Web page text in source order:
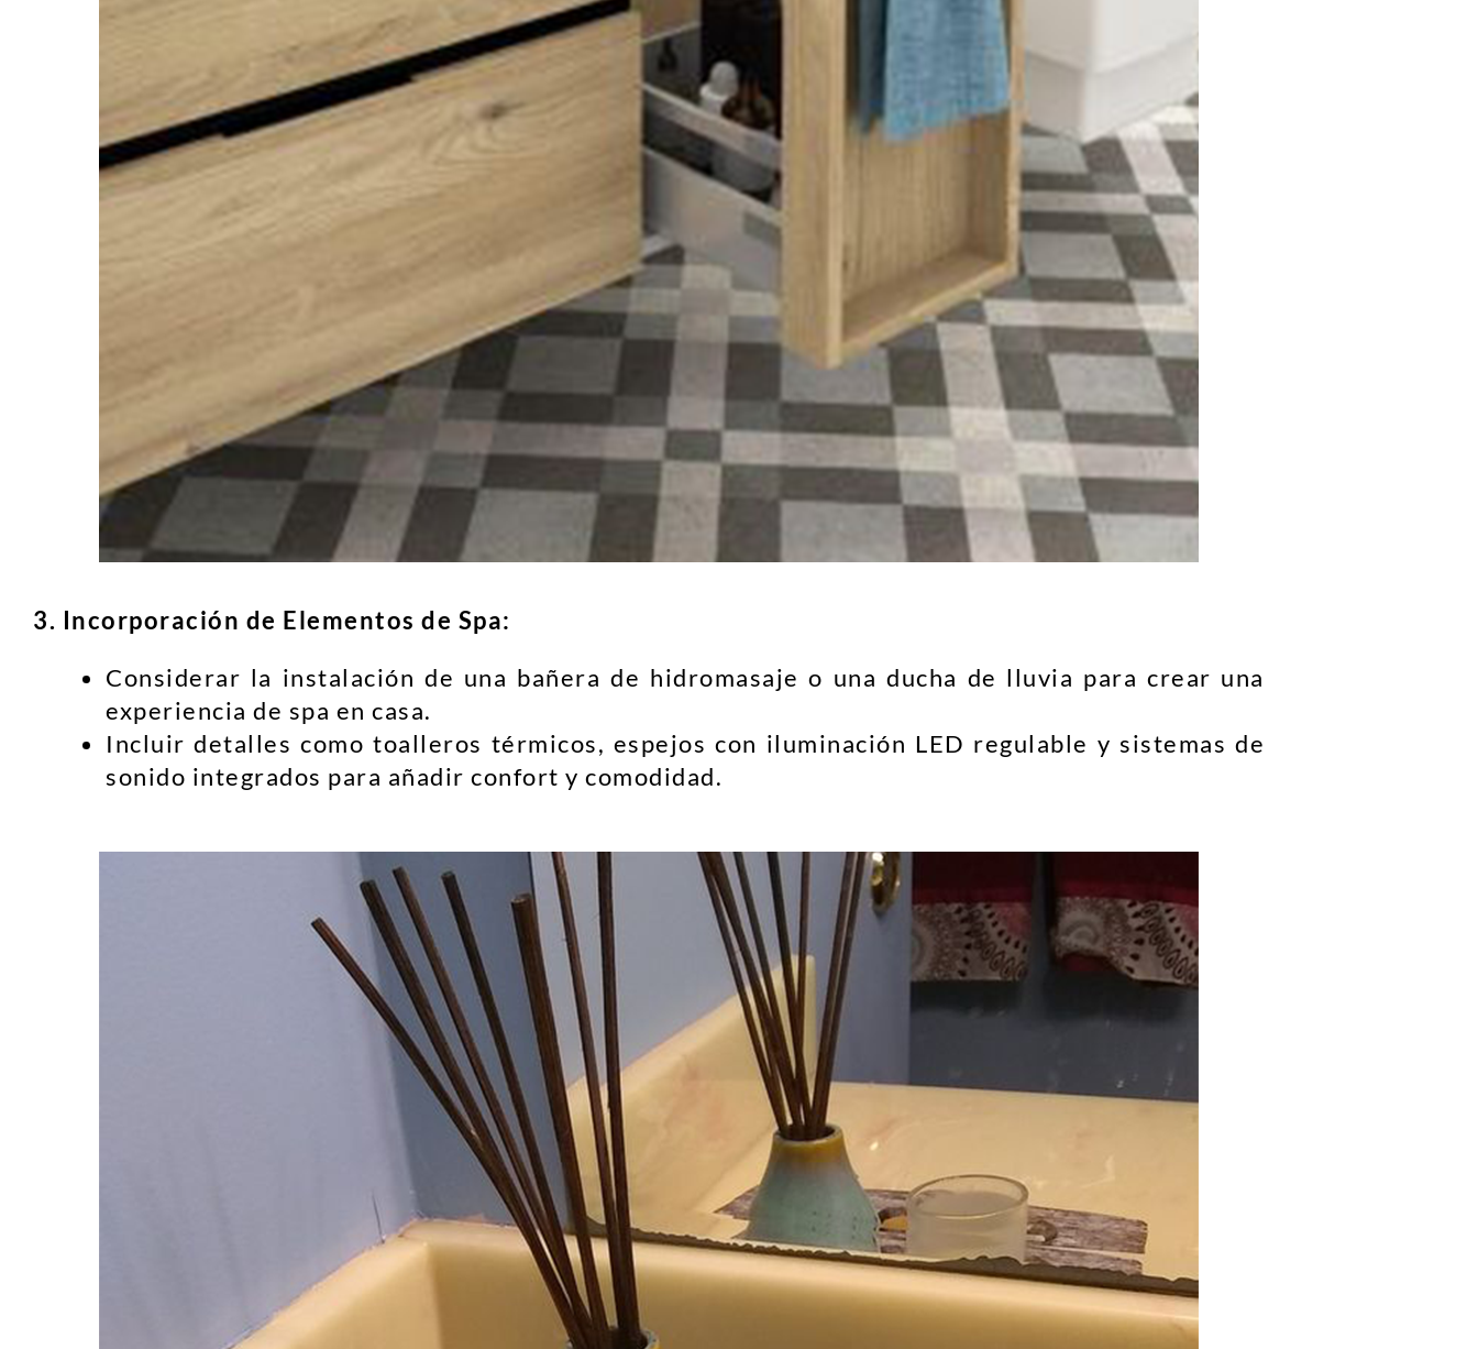
3. Incorporación de Elementos de Spa:
Considerar la instalación de una bañera de hidromasaje o una ducha de lluvia para crear una
experiencia de spa en casa.
Incluir detalles como toalleros térmicos, espejos con iluminación LED regulable y sistemas de
sonido integrados para añadir confort y comodidad.